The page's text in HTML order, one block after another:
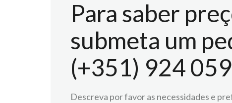
Para saber
submeta um
(+351) 924
Descreva por favor as necessidades e